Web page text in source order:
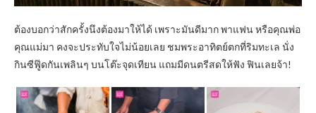
ต้องบอกว่าสักครั้งนึงต้องมาให้ได้ เพราะมันดีมาก พาแฟน หรือคุณพ่อ
คุณแม่มา คงจะประทับใจไม่น้อยเลย ชมพระอาทิตย์ตกที่ริมทะเล นั่ง
กินซีฟู๊ดกันเพลินๆ บนโต๊ะจุดเทียน แถมมีดนตรีสดให้ฟัง ฟินเลยจ้า!